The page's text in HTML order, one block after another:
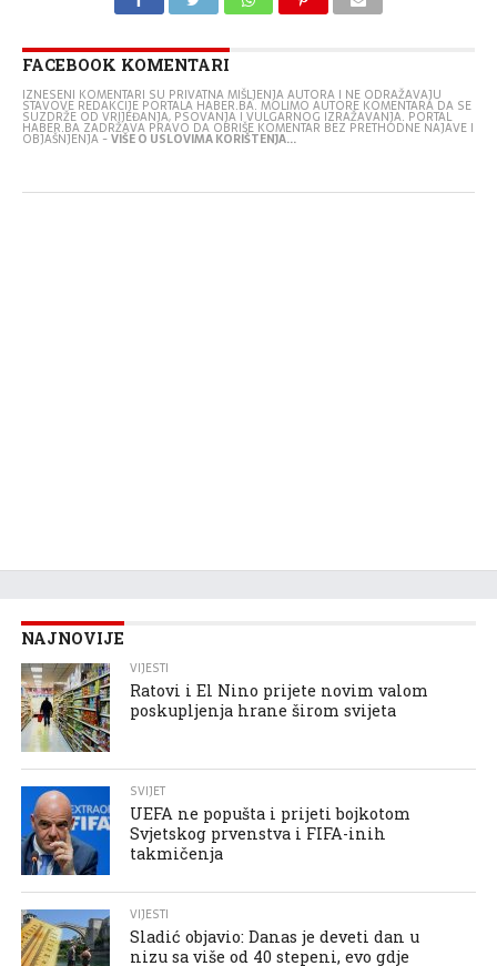
FACEBOOK KOMENTARI
IZNESENI KOMENTARI SU PRIVATNA MIŠLJENJA AUTORA I NE ODRAŽAVAJU
STAVOVE REDAKCIJE PORTALA HABER.BA. MOLIMO AUTORE KOMENTARA DA SE
SUZDRŽE OD VRIJEĐANJA, PSOVANJA I VULGARNOG IZRAŽAVANJA. PORTAL
HABER.BA ZADRŽAVA PRAVO DA OBRIŠE KOMENTAR BEZ PRETHODNE NAJAVE I
OBJAŠNJENJA -VIŠE O USLOVIMA KORIŠTENJA...
NAJNOVIJE
VIJESTI
Ratovi i El Nino prijete novim valom
poskupljenja hrane širom svijeta
SVIJET
UEFA ne popušta i prijeti bojkotom
Svjetskog prvenstva i FIFA-inih
takmičenja
VIJESTI
Sladić objavio: Danas je deveti dan u
nizu sa više od 40 stepeni, evo gdje